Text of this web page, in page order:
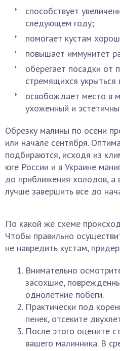
способствует
следующем году;
помогает кустам
повышает иммунитет
оберегает посадки от
стремящихся укрыться
освобождает место в
ухоженный и
Обрезку малины по осени
или начале сентября.
подбираются, исходя из
юге России и в Украине
до приближения холодов, а
лучше завершить все до
По какой же схеме
Чтобы правильно
не навредить кустам,
Внимательно
засохшие,
однолетние побеги.
Практически под
пенек, отсеките
После этого оцените
вашего малинника. В